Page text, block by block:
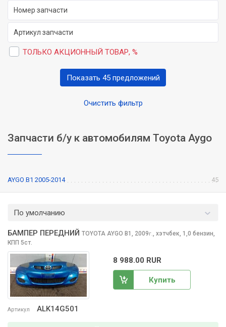
ТОЛЬКО АКЦИОННЫЙ ТОВАР, %
Очистить фильтр
Показать 45 предложений
Запчасти б/у к автомобилям Toyota Aygo
AYGO B1 2005-2014 45
По умолчанию
Артикул ALK14G501
БАМПЕР ПЕРЕДНИЙ TOYOTA AYGO B1, 2009г., хэтчбек, 1,0 бензин,
КПП 5ст.
8 988.00 RUR
Купить